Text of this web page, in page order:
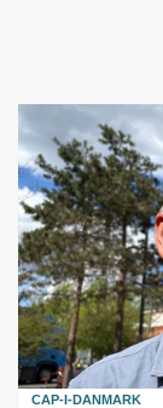
CAP-I-DANMARK